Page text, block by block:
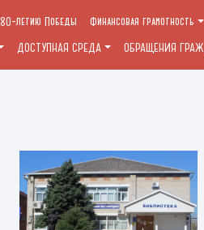
80-летию Победы Финансовая грамотность
ДОСТУПНАЯ СРЕДА ОБРАЩЕНИЯ